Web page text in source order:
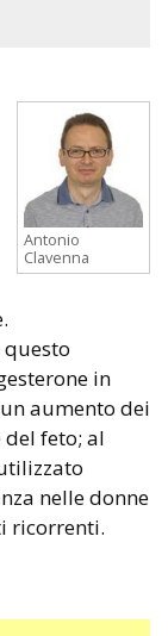
Antonio
Clavenna
in
aumento dei
feto; al
nelle donne
ricorrenti.